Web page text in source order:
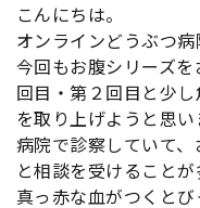
こんにちは。
オンラインどうぶつ
今回もお腹シリーズ
回目・第２回目と少
を取り上げようと思い
病院で診察していて、
と相談を受けることが
真っ赤な血がつくと